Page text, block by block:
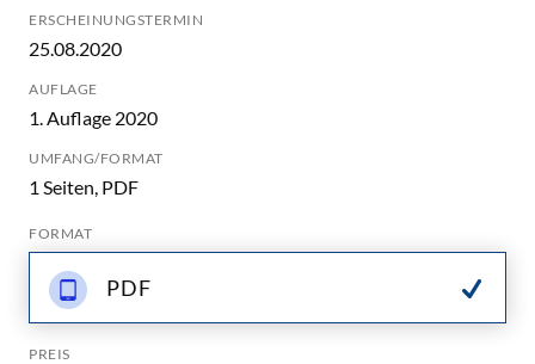
ERSCHEINUNGSTERMIN
25.08.2020
AUFLAGE
1. Auflage 2020
UMFANG/FORMAT
1 Seiten, PDF
FORMAT
PDF
PREIS